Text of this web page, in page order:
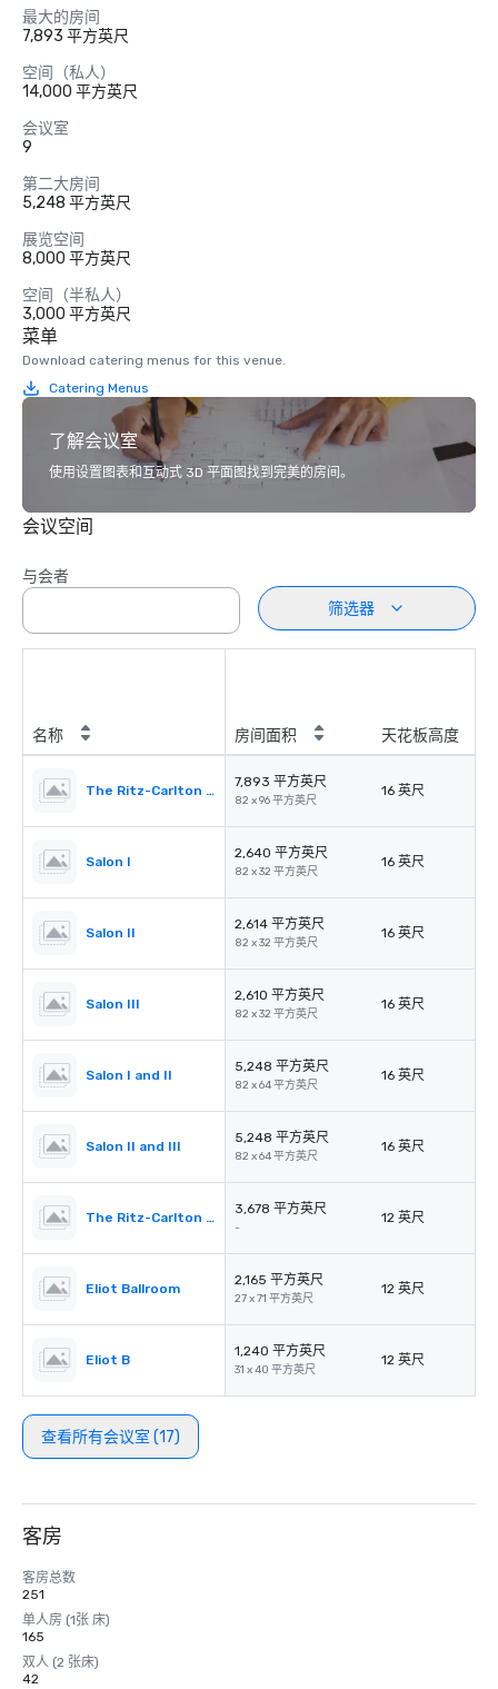
最大的房间
7,893 平方英尺
空间（私人）
14,000 平方英尺
会议室
9
第二大房间
5,248 平方英尺
展览空间
8,000 平方英尺
空间（半私人）
3,000 平方英尺
菜单
Download catering menus for this venue.
Catering Menus
了解会议室
使用设置图表和互动式 3D 平面图找到完美的房间。
会议空间
与会者
筛选器
名称 房间面积 天花板高度
The Ritz-Carlton Ballroom
7,893 平方英尺
82 x 96 平方英尺
16 英尺
Salon I
2,640 平方英尺
82 x 32 平方英尺
16 英尺
Salon II
2,614 平方英尺
82 x 32 平方英尺
16 英尺
Salon III
2,610 平方英尺
82 x 32 平方英尺
16 英尺
Salon I and II
5,248 平方英尺
82 x 64 平方英尺
16 英尺
Salon II and III
5,248 平方英尺
82 x 64 平方英尺
16 英尺
The Ritz-Carlton Pre-Function
3,678 平方英尺
-
12 英尺
Eliot Ballroom
2,165 平方英尺
27 x 71 平方英尺
12 英尺
Eliot B
1,240 平方英尺
31 x 40 平方英尺
12 英尺
查看所有会议室 (17)
客房
客房总数
251
单人房 (1张 床)
165
双人 (2 张床)
42